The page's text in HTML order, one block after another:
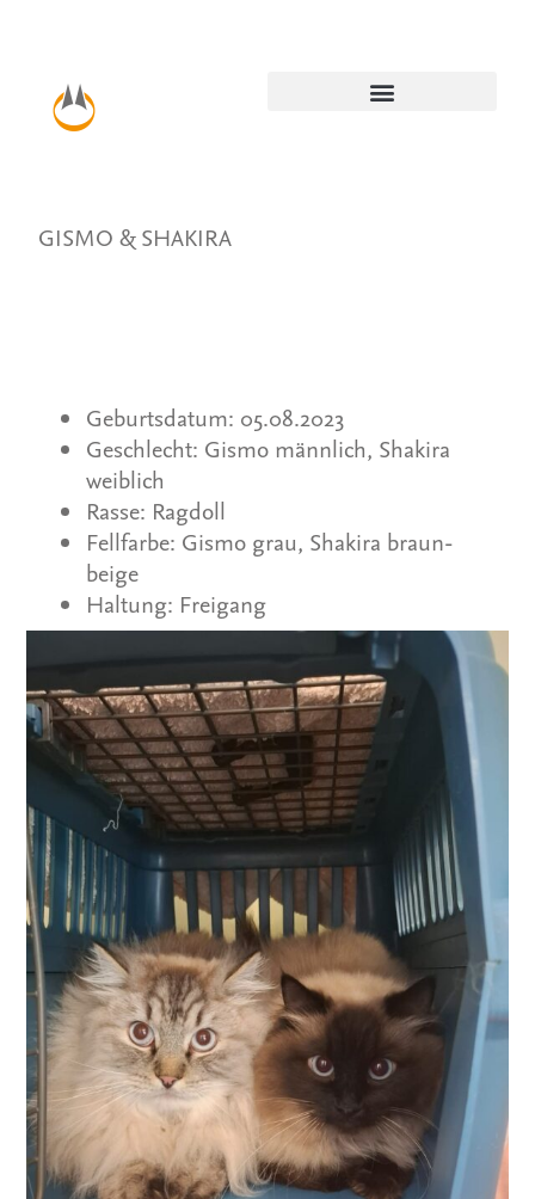
GISMO & SHAKIRA
Geburtsdatum: 05.08.2023
Geschlecht: Gismo männlich, Shakira
weiblich
Rasse: Ragdoll
Fellfarbe: Gismo grau, Shakira braun-
beige
Haltung: Freigang